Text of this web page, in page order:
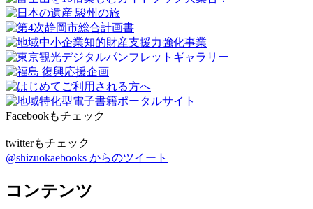
Facebookもチェック
twitterもチェック
@shizuokaebooks からのツイート
コンテンツ